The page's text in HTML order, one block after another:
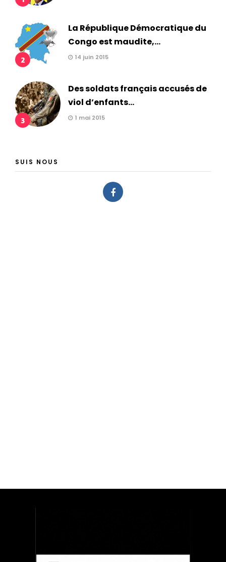
2
La République Démocratique du
Congo est maudite,...
14 juin 2015
3
Des soldats français accusés de
viol d’enfants...
1 mai 2015
SUIS NOUS